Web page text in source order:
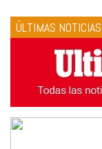
ÚLTIMAS NOTICIAS